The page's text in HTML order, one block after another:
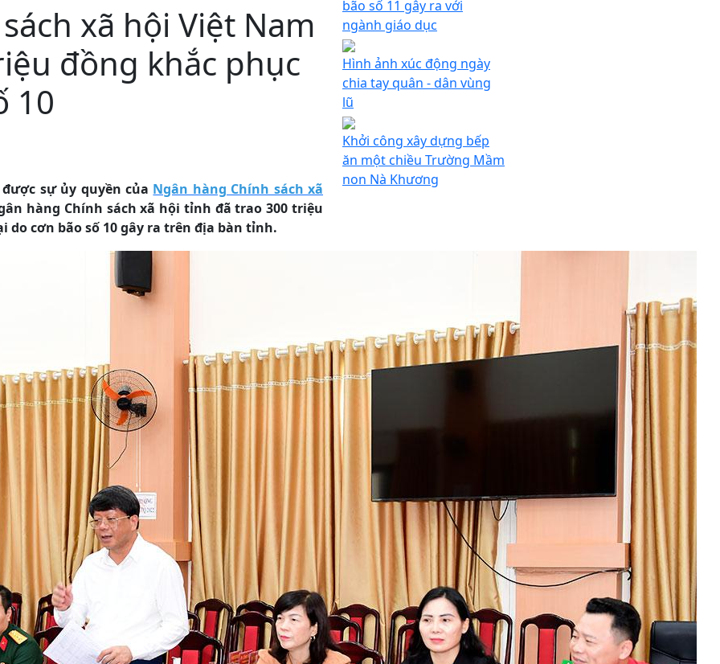
xã hội Việt Nam
đồng khắc phục
10
sự ủy quyền của Ngân hàng Chính sách xã
hàng Chính sách xã hội tỉnh đã trao 300 triệu
cơn bão số 10 gây ra trên địa bàn tỉnh.
bão số 11 gây ra với
ngành giáo dục
Hình ảnh xúc động ngày
chia tay quân - dân vùng
lũ
Khởi công xây dựng bếp
ăn một chiều Trường Mầm
non Nà Khương